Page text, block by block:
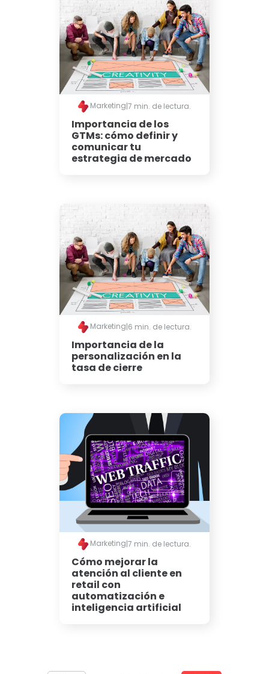
Marketing|7 min. de lectura.
Importancia de los
GTMs: cómo definir y
comunicar tu
estrategia de mercado
Marketing|6 min. de lectura.
Importancia de la
personalización en la
tasa de cierre
Marketing|7 min. de lectura.
Cómo mejorar la
atención al cliente en
retail con
automatización e
inteligencia artificial